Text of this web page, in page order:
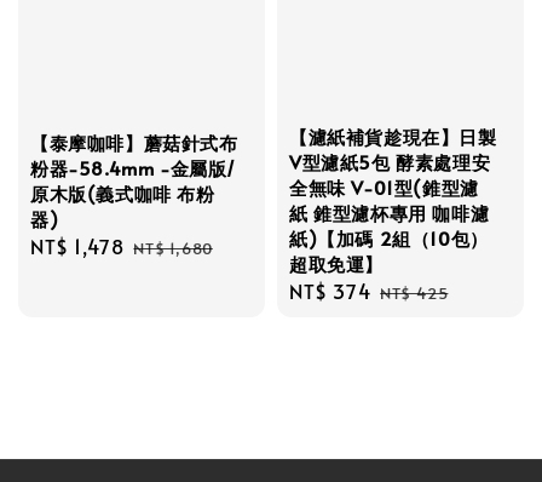
【泰摩咖啡】蘑菇針式布
粉器-58.4mm -金屬版/
原木版(義式咖啡 布粉
器)
Sale
NT$ 1,478 Regular
NT$ 1,680
【濾紙補貨趁現在】日製
V型濾紙5包 酵素處理安
全無味 V-01型(錐型濾
紙 錐型濾杯專用 咖啡濾
紙)【加碼 2組（10包）
超取免運】
Sale
NT$ 374 Regular
NT$ 425